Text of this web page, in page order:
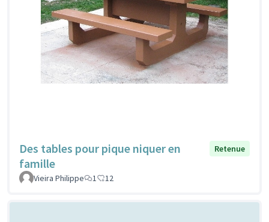
Des tables pour pique niquer en
famille
Retenue
Vieira Philippe 1 12